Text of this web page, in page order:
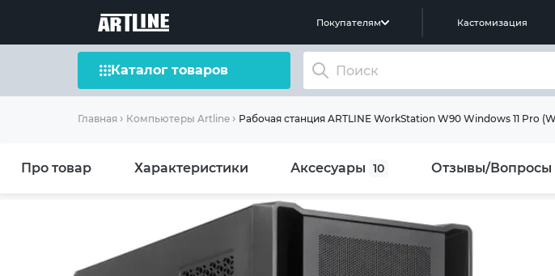
Покупателям Кастомизация
Каталог товаров
Главная Компьютеры Artline Рабочая станция ARTLINE WorkStation W90 Windows 11 Pro
Про товар Характеристики Аксесуары 10 Отзывы/Вопросы